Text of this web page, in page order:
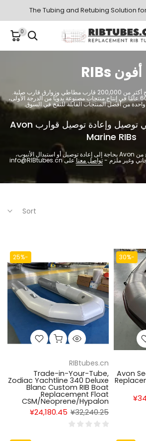
The Tubing and Retubing Solution
0
أفون RIBs
قامت Avon Marine بإنتاج أكثر من 200,000 قارب مطاطي وزوارق قارب صلبة.
تمتلك Avon خبرة تزيد عن 60 عامًا في إنتاج منتجات مصنوعة يدويًا من الدرجة الأولى،
واحدة من أفضل المنتجات القابلة للنفخ في السوق.
نحن متخصصون في توصيل وإعادة توصيل قوارب Avon
Marine RIBs
إذا كان قاربك القابل للنفخ من Avon بحاجة إلى إعادة توصيل أو استبدال الأنبوب،
وغير ملزم -تواصل معناعلى info@RIBtubes.cn
Sort
-30%
Avon
-25%
RIBtubes.cn
Trade-in-Your-Tube,
Zodiac Yachtline 340 Deluxe
Blanc Custom RIB Boat
Replacement Float
CSM/Neoprene/Hypalon
¥32,240.25
¥24,180.45